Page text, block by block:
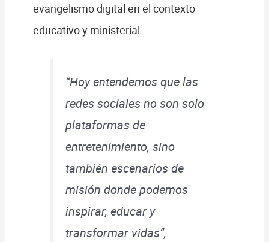
evangelismo digital en el contexto
educativo y ministerial.
“Hoy entendemos que las
redes sociales no son solo
plataformas de
entretenimiento, sino
también escenarios de
misión donde podemos
inspirar, educar y
transformar vidas”,